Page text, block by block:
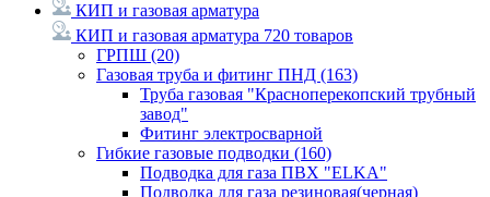
КИП и газовая арматура
КИП и газовая арматура 720 товаров
ГРПШ (20)
Газовая труба и фитинг ПНД (163)
Труба газовая "Красноперекопский трубный
завод"
Фитинг электросварной
Гибкие газовые подводки (160)
Подводка для газа ПВХ "ELKA"
Подводка для газа резиновая(черная)